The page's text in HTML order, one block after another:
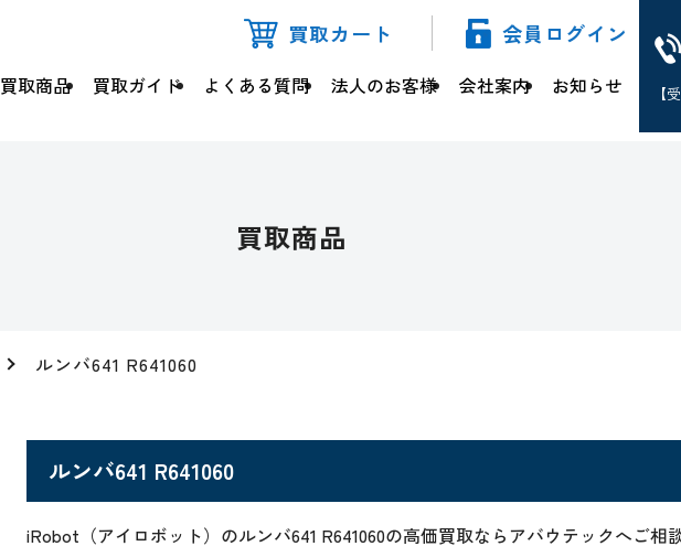
買取カート 会員ログイン
買取商品 買取ガイド よくある質問 法人のお客様 会社案内 お知らせ 【
買取商品
ルンバ641 R641060
ルンバ641 R641060
iRobot（アイロボット）のルンバ641 R641060の高価買取ならアバウテックへご相